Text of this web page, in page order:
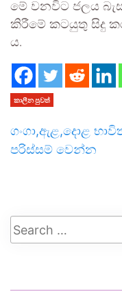
මේ වනවිට ජලය
කිරීමේ කටයුතු සිදු
ය.
කාලීන පුවත්
ගංගා,ඇළ,දොළ
පරිස්සම් වෙන්න